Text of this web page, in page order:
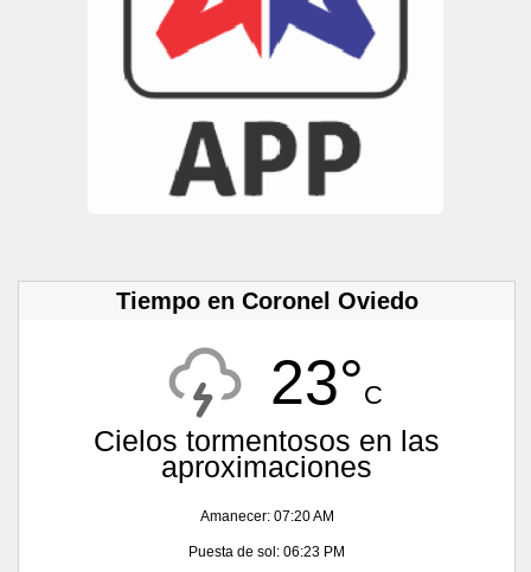
Tiempo en Coronel Oviedo
23°C
Cielos tormentosos en las
aproximaciones
Amanecer: 07:20 AM
Puesta de sol: 06:23 PM